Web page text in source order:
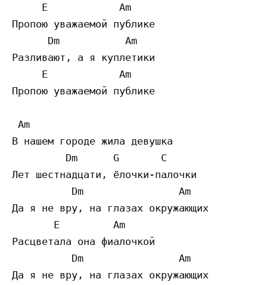
     E            Am
Пропою уважаемой публике
      Dm           Am
Разливают, а я куплетики
     E            Am
Пропою уважаемой публике
Am
В нашем городе жила девушка
         Dm      G       C
Лет шестнадцати, ёлочки-палочки
          Dm                Am
Да я не вру, на глазах окружающих
       E         Am
Расцветала она фиалочкой
          Dm                Am
Да я не вру, на глазах окружающих